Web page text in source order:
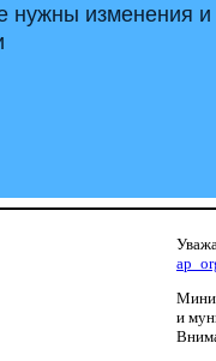
нужны изменения и
и